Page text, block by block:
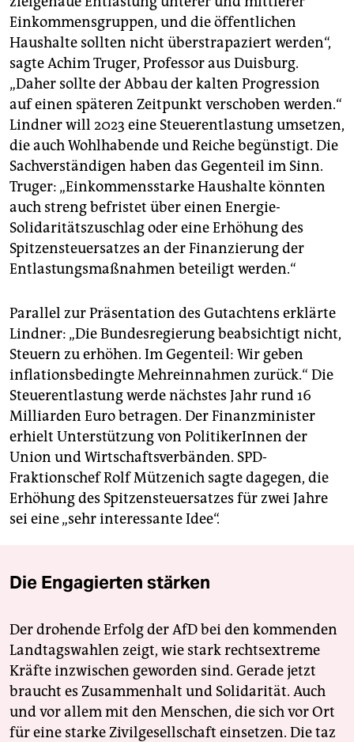
Einkommensgruppen, und die öffentlichen
Haushalte sollten nicht überstrapaziert werden“,
sagte Achim Truger, Professor aus Duisburg.
„Daher sollte der Abbau der kalten Progression
auf einen späteren Zeitpunkt verschoben werden.“
Lindner will 2023 eine Steuerentlastung umsetzen,
die auch Wohlhabende und Reiche begünstigt. Die
Sachverständigen haben das Gegenteil im Sinn.
Truger: „Einkommensstarke Haushalte könnten
auch streng befristet über einen Energie-
Solidaritätszuschlag oder eine Erhöhung des
Spitzensteuersatzes an der Finanzierung der
Entlastungsmaßnahmen beteiligt werden.“
Parallel zur Präsentation des Gutachtens erklärte
Lindner: „Die Bundesregierung beabsichtigt nicht,
Steuern zu erhöhen. Im Gegenteil: Wir geben
inflationsbedingte Mehreinnahmen zurück.“ Die
Steuerentlastung werde nächstes Jahr rund 16
Milliarden Euro betragen. Der Finanzminister
erhielt Unterstützung von PolitikerInnen der
Union und Wirtschaftsverbänden. SPD-
Fraktionschef Rolf Mützenich sagte dagegen, die
Erhöhung des Spitzensteuersatzes für zwei Jahre
sei eine „sehr interessante Idee“.
Die Engagierten stärken
Der drohende Erfolg der AfD bei den kommenden
Landtagswahlen zeigt, wie stark rechtsextreme
Kräfte inzwischen geworden sind. Gerade jetzt
braucht es Zusammenhalt und Solidarität. Auch
und vor allem mit den Menschen, die sich vor Ort
für eine starke Zivilgesellschaft einsetzen. Die taz